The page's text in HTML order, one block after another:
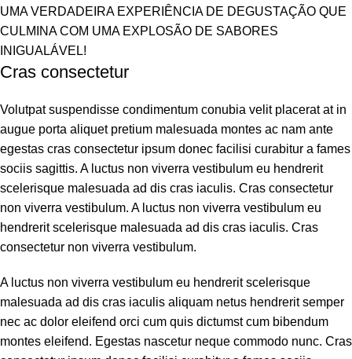
UMA VERDADEIRA EXPERIÊNCIA DE DEGUSTAÇÃO QUE
CULMINA COM UMA EXPLOSÃO DE SABORES
INIGUALÁVEL!
Cras consectetur
Volutpat suspendisse condimentum conubia velit placerat at in
augue porta aliquet pretium malesuada montes ac nam ante
egestas cras consectetur ipsum donec facilisi curabitur a fames
sociis sagittis. A luctus non viverra vestibulum eu hendrerit
scelerisque malesuada ad dis cras iaculis. Cras consectetur
non viverra vestibulum. A luctus non viverra vestibulum eu
hendrerit scelerisque malesuada ad dis cras iaculis. Cras
consectetur non viverra vestibulum.
A luctus non viverra vestibulum eu hendrerit scelerisque
malesuada ad dis cras iaculis aliquam netus hendrerit semper
nec ac dolor eleifend orci cum quis dictumst cum bibendum
montes eleifend. Egestas nascetur neque commodo nunc. Cras